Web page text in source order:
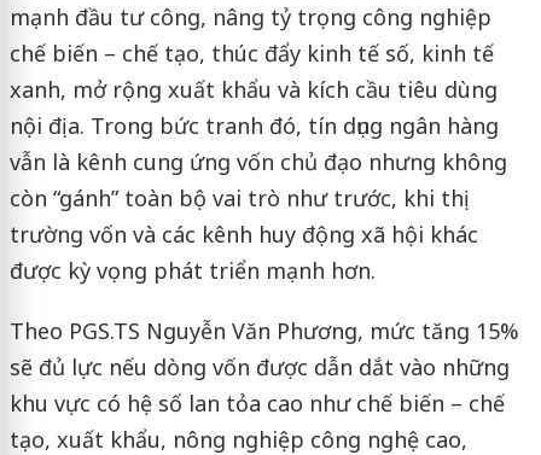
mạnh đầu tư công, nâng tỷ trọng công nghiệp
chế biến – chế tạo, thúc đẩy kinh tế số, kinh tế
xanh, mở rộng xuất khẩu và kích cầu tiêu dùng
nội địa. Trong bức tranh đó, tín dụng ngân hàng
vẫn là kênh cung ứng vốn chủ đạo nhưng không
còn “gánh” toàn bộ vai trò như trước, khi thị
trường vốn và các kênh huy động xã hội khác
được kỳ vọng phát triển mạnh hơn.
Theo PGS.TS Nguyễn Văn Phương, mức tăng 15%
sẽ đủ lực nếu dòng vốn được dẫn dắt vào những
khu vực có hệ số lan tỏa cao như chế biến – chế
tạo, xuất khẩu, nông nghiệp công nghệ cao,